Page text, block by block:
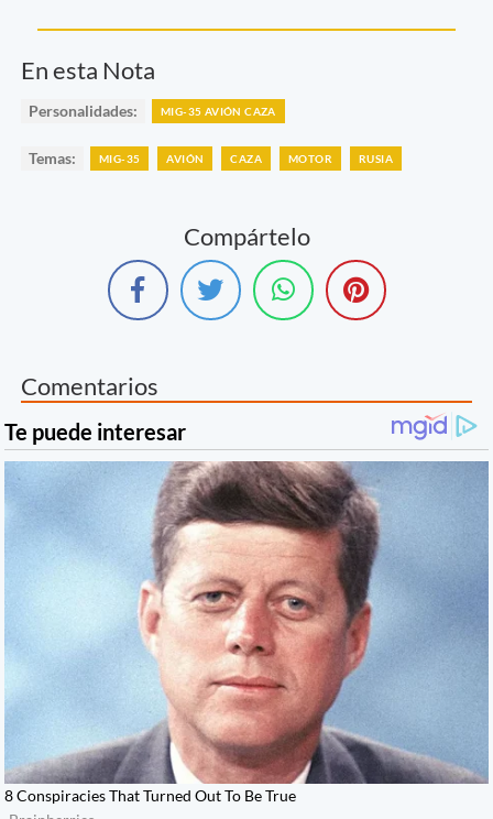
En esta Nota
Personalidades: MIG-35 AVIÓN CAZA
Temas: MIG-35 AVIÓN CAZA MOTOR RUSIA
Compártelo
Comentarios